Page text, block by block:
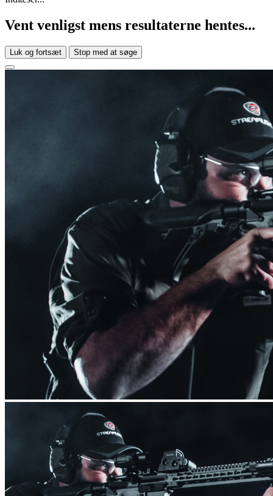
Vent venligst mens resultaterne hentes...
Luk og fortsæt Stop med at søge